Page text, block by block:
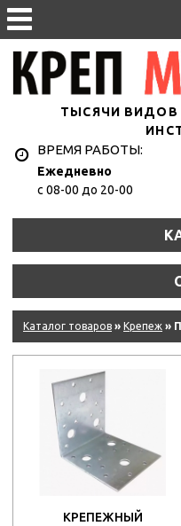
ТЫСЯЧИ ВИДОВ
ВРЕМЯ РАБОТЫ:
Ежедневно
с 08-00 до 20-00
Каталог товаров » Крепеж »
КРЕПЕЖНЫЙ